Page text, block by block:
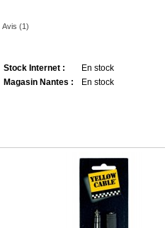
Avis (1)
Stock Internet :
En stock
Magasin Nantes :
En stock